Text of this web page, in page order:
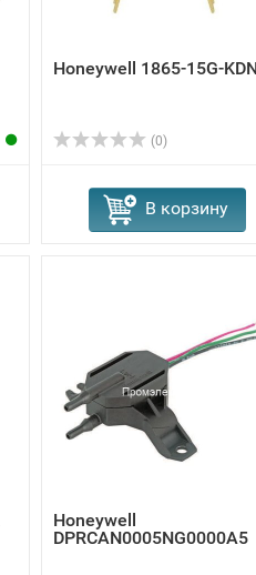
Honeywell 1865-15G-
(0)
В корзину
Honeywell
DPRCAN0005NG0000A5